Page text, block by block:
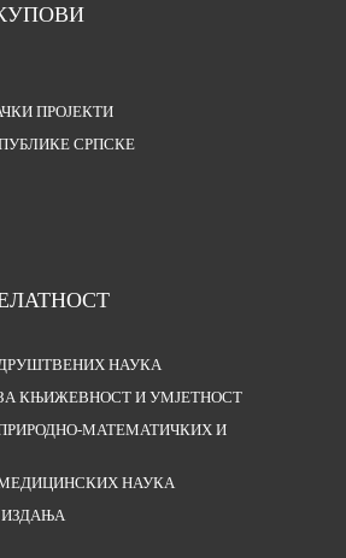
ПРОЈЕКТИ
СРПСКЕ
НАУКА
КЊИЖЕВНОСТ И УМЈЕТНОСТ
МАТЕМАТИЧКИХ И
НАУКА